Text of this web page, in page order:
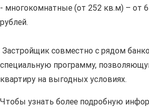
- многокомнатные (от 252 кв.м) – от
рублей.
Застройщик совместно с рядом
специальную программу,
квартиру на выгодных условиях.
Чтобы узнать более подробную